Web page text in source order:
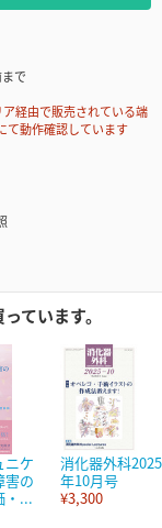
で
経由で販売されている端
て動作確認しています
ています。
ニケ
害の
・...
消化器外科2025
年10月号
¥3,300